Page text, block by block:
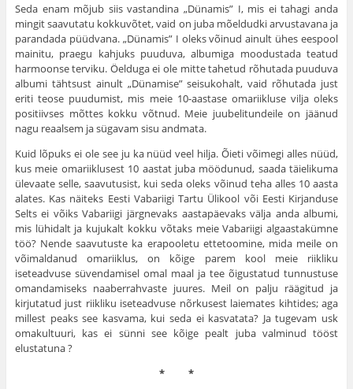
Seda enam mõjub siis vastandina „Dünamis” I, mis ei tahagi anda
mingit saavutatu kokkuvõtet, vaid on juba mõeldudki arvustavana ja
parandada püüdvana. „Dünamis” I oleks võinud ainult ühes eespool
mainitu, praegu kahjuks puuduva, albumiga moodustada teatud
harmoonse terviku. Öelduga ei ole mitte tahetud rõhutada puuduva
albumi tähtsust ainult „Dünamise” seisukohalt, vaid rõhutada just
eriti teose puudumist, mis meie 10-aastase omariikluse vilja oleks
positiivses mõttes kokku võtnud. Meie juubelitundeile on jäänud
nagu reaalsem ja sügavam sisu andmata.
Kuid lõpuks ei ole see ju ka nüüd veel hilja. Õieti võimegi alles nüüd,
kus meie omariiklusest 10 aastat juba möödunud, saada täielikuma
ülevaate selle, saavutusist, kui seda oleks võinud teha alles 10 aasta
alates. Kas näiteks Eesti Vabariigi Tartu Ülikool või Eesti Kirjanduse
Selts ei võiks Vabariigi järgnevaks aastapäevaks välja anda albumi,
mis lühidalt ja kujukalt kokku võtaks meie Vabariigi algaastakümne
töö? Nende saavutuste ka erapooletu ettetoomine, mida meile on
võimaldanud omariiklus, on kõige parem kool meie riikliku
iseteadvuse süvendamisel omal maal ja tee õigustatud tunnustuse
omandamiseks naaberrahvaste juures. Meil on palju räägitud ja
kirjutatud just riikliku iseteadvuse nõrkusest laiemates kihtides; aga
millest peaks see kasvama, kui seda ei kasvatata? Ja tugevam usk
omakultuuri, kas ei sünni see kõige pealt juba valminud tööst
elustatuna ?
* *